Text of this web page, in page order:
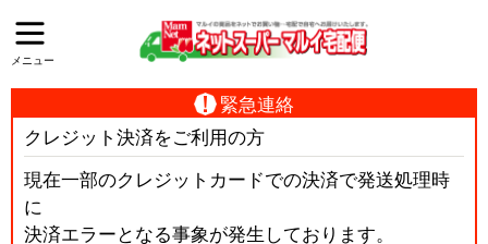
メニュー
緊急連絡
クレジット決済をご利用の方
現在一部のクレジットカードでの決済で発送処理時
に
決済エラーとなる事象が発生しております。